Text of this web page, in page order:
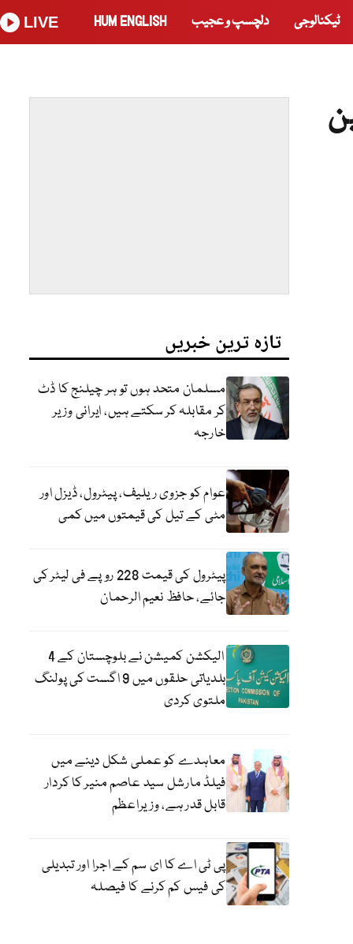
ٹیکنالوجی دلچسپ و عجیب HUM ENGLISH
LIVE
تازہ ترین خبریں
مسلمان متحد ہوں تو ہر چیلنج کا ڈٹ
کر مقابلہ کر سکتے ہیں، ایرانی وزیر
خارجہ
عوام کو جزوی ریلیف، پیٹرول، ڈیزل اور
مٹی کے تیل کی قیمتوں میں کمی
پیٹرول کی قیمت 228 روپے فی لیٹر کی
جائے، حافظ نعیم الرحمان
الیکشن کمیشن نے بلوچستان کے 4
بلدیاتی حلقوں میں 9 اگست کی پولنگ
ملتوی کردی
معاہدے کو عملی شکل دینے میں
فیلڈ مارشل سید عاصم منیر کا کردار
قابل قدر ہے، وزیراعظم
پی ٹی اے کا ای سم کے اجرا اور تبدیلی
کی فیس کم کرنے کا فیصلہ